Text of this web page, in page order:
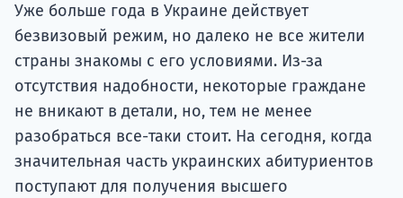
Уже больше года в Украине действует
безвизовый режим, но далеко не все жители
страны знакомы с его условиями. Из-за
отсутствия надобности, некоторые граждане
не вникают в детали, но, тем не менее
разобраться все-таки стоит. На сегодня, когда
значительная часть украинских абитуриентов
поступают для получения высшего